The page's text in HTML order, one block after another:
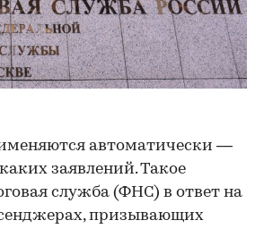
автоматически —
заявлений. Такое
служба (ФНС) в ответ на
призывающих